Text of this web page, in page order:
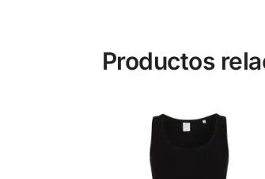
Productos